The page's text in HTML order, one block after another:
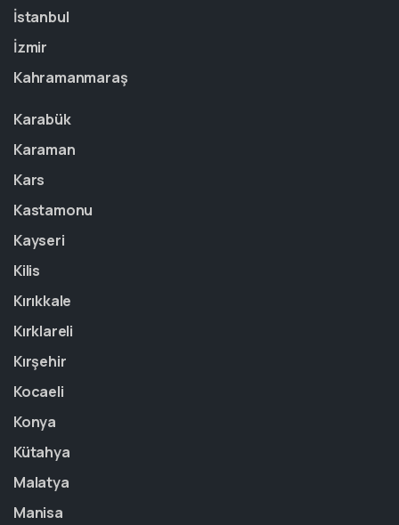
İstanbul
İzmir
Kahramanmaraş
Karabük
Karaman
Kars
Kastamonu
Kayseri
Kilis
Kırıkkale
Kırklareli
Kırşehir
Kocaeli
Konya
Kütahya
Malatya
Manisa